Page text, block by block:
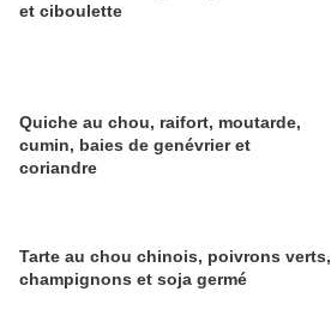
et ciboulette
Quiche au chou, raifort, moutarde,
cumin, baies de genévrier et
coriandre
Tarte au chou chinois, poivrons verts,
champignons et soja germé